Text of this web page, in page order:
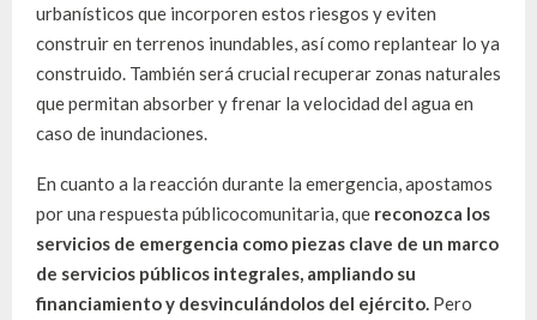
urbanísticos que incorporen estos riesgos y eviten
construir en terrenos inundables, así como replantear lo ya
construido. También será crucial recuperar zonas naturales
que permitan absorber y frenar la velocidad del agua en
caso de inundaciones.
En cuanto a la reacción durante la emergencia, apostamos
por una respuesta públicocomunitaria, que reconozca los
servicios de emergencia como piezas clave de un marco
de servicios públicos integrales, ampliando su
financiamiento y desvinculándolos del ejército. Pero